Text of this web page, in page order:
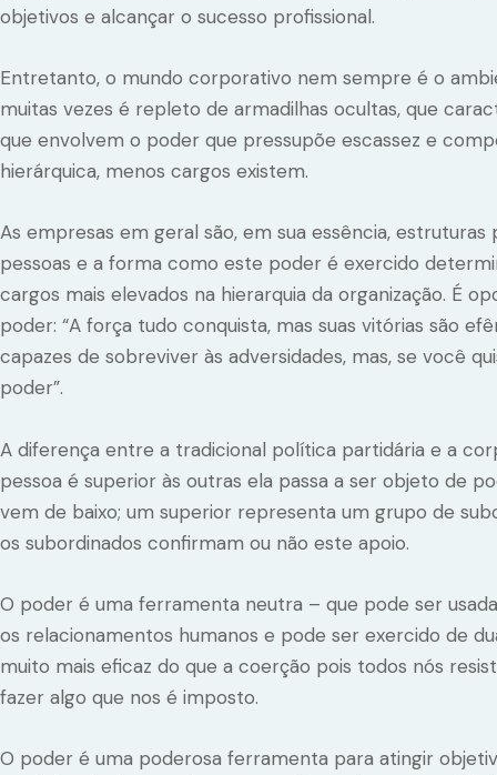
objetivos e alcançar o sucesso profissional.
Entretanto, o mundo corporativo nem sempre é o
muitas vezes é repleto de armadilhas ocultas, que
que envolvem o poder que pressupõe escassez e
hierárquica, menos cargos existem.
As empresas em geral são, em sua essência,
pessoas e a forma como este poder é exercido
cargos mais elevados na hierarquia da organização. É
poder: “A força tudo conquista, mas suas vitórias são
capazes de sobreviver às adversidades, mas, se você
poder”.
A diferença entre a tradicional política partidária e a
pessoa é superior às outras ela passa a ser objeto de
vem de baixo; um superior representa um grupo de
os subordinados confirmam ou não este apoio.
O poder é uma ferramenta neutra – que pode ser
os relacionamentos humanos e pode ser exercido de
muito mais eficaz do que a coerção pois todos nós
fazer algo que nos é imposto.
O poder é uma poderosa ferramenta para atingir